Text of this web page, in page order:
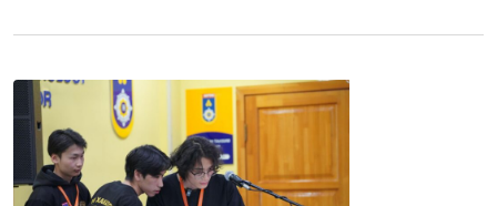
бүсийн аймаг, […]